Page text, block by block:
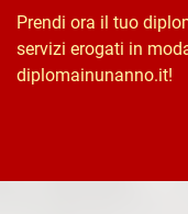
Prendi ora il tuo
servizi erogati in
diplomainunanno.it!